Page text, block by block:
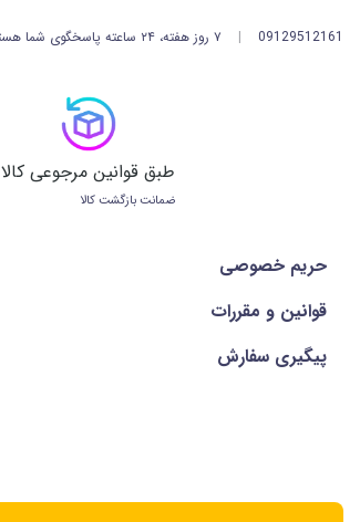
09129512161
| ۷ روز هفته، ۲۴ ساعته پاسخگوی شما هستیم
طبق قوانین مرجوعی کالا
ضمانت بازگشت کالا
حریم خصوصی
قوانین و مقررات
پیگیری سفارش